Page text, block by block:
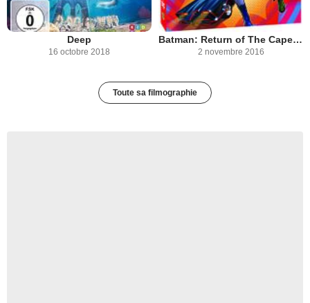
Deep
16 octobre 2018
Batman: Return of The Caped Crusaders
2 novembre 2016
Toute sa filmographie